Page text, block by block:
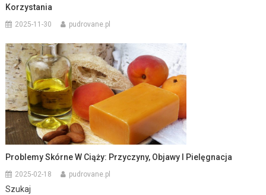
Korzystania
2025-11-30 pudrovane.pl
Problemy Skórne W Ciąży: Przyczyny, Objawy I Pielęgnacja
2025-02-18 pudrovane.pl
Szukaj